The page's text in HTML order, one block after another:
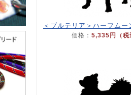
＜ブルテリア＞ハーフム
価格： 5,335円（税